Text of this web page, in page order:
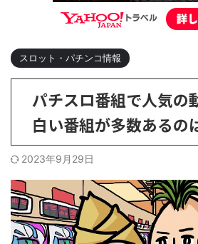
スロット・パチンコ情報
パチスロ番組で人気の
白い番組が多数あるの
2023年9月29日